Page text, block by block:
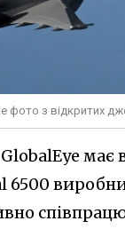
фото з відкритих
має
6500